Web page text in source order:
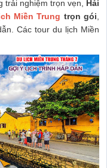
trải nghiệm trọn vẹn, Hải
Miền Trung trọn gói,
Các tour du lịch Miền